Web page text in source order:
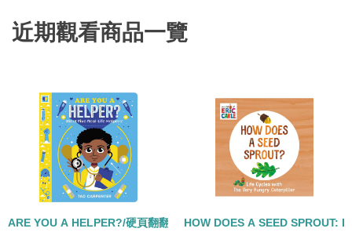
近期觀看商品一覽
ARE YOU A HELPER?/硬頁翻翻書 HOW DOES A SEED SPROUT: